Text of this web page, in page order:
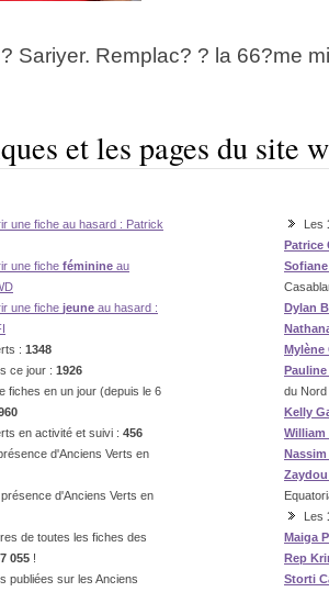
Sariyer. Remplac? ? la 66?me
et les pages du site
une fiche au hasard : Patrick
une fiche féminine au
une fiche jeune au hasard :
: 1348
ce jour : 1926
fiches en un jour (depuis le 6
en activité et suivi : 456
d'Anciens Verts en
d'Anciens Verts en
de toutes les fiches des
055 !
publiées sur les Anciens
Les
Patrice
Dylan
Mylène
du Nord
Kelly
William
Les
Maiga
Rep
Storti